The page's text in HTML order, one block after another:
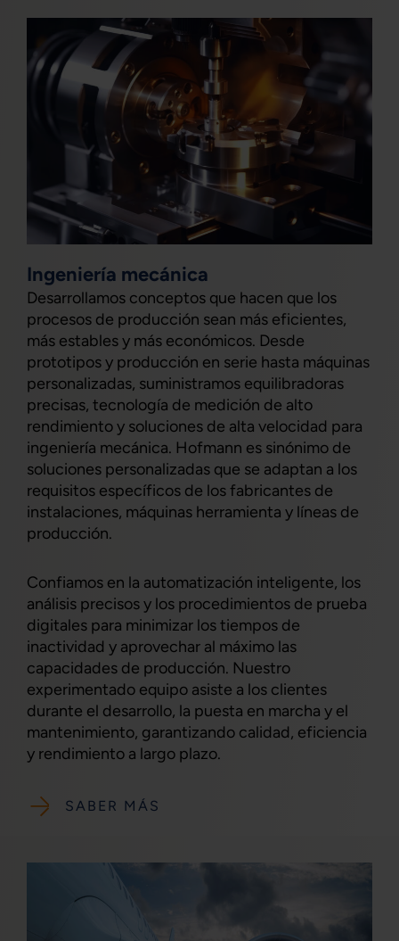
Ingeniería mecánica
Desarrollamos conceptos que hacen que los
procesos de producción sean más eficientes,
más estables y más económicos. Desde
prototipos y producción en serie hasta máquinas
personalizadas, suministramos equilibradoras
precisas, tecnología de medición de alto
rendimiento y soluciones de alta velocidad para
ingeniería mecánica. Hofmann es sinónimo de
soluciones personalizadas que se adaptan a los
requisitos específicos de los fabricantes de
instalaciones, máquinas herramienta y líneas de
producción.
Confiamos en la automatización inteligente, los
análisis precisos y los procedimientos de prueba
digitales para minimizar los tiempos de
inactividad y aprovechar al máximo las
capacidades de producción. Nuestro
experimentado equipo asiste a los clientes
durante el desarrollo, la puesta en marcha y el
mantenimiento, garantizando calidad, eficiencia
y rendimiento a largo plazo.
SABER MÁS